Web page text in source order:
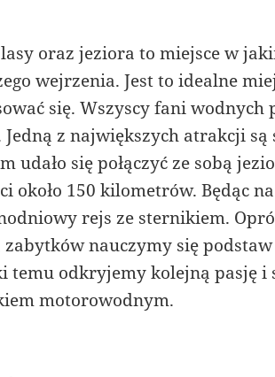
oraz jeziora to miejsce w
wejrzenia. Jest to idealne
się. Wszyscy fani wodnych
z największych atrakcji są
udało się połączyć ze sobą
około 150 kilometrów. Będąc
rejs ze sternikiem.
nauczymy się
temu odkryjemy kolejną pasję i
motorowodnym.